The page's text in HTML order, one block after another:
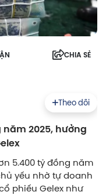
CHIA SẺ
Theo dõi
2025, hưởng
5.400 tỷ đồng năm
yếu nhờ tự doanh
phiếu Gelex như